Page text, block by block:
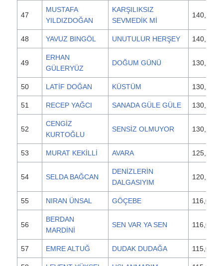
47
MUSTAFA
YILDIZDOĞAN
KARŞILIKSIZ
SEVMEDİK Mİ
140,000
48 YAVUZ BINGÖL UNUTULUR HERŞEY 140,000
49
ERHAN
GÜLERYÜZ
DOĞUM GÜNÜ 130,000
50 LATİF DOĞAN KÜSTÜM 130,000
51 RECEP YAĞCI SANADA GÜLE GÜLE 130,000
52
CENGİZ
KURTOĞLU
SENSİZ OLMUYOR 130,000
53 MURAT KEKİLLİ AVARA 125,000
54 SELDA BAĞCAN
DENİZLERİN
DALGASIYIM
120,000
55 NIRAN ÜNSAL GÖÇEBE 116,000
56
BERDAN
MARDİNİ
SEN VAR YA SEN 116,000
57 EMRE ALTUĞ DUDAK DUDAĞA 115,000